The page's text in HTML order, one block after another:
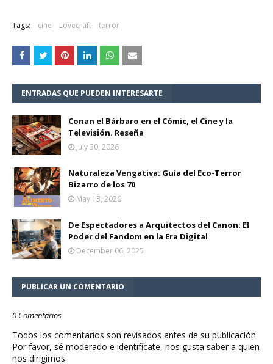
Tags: cine Lovecraft terror
ENTRADAS QUE PUEDEN INTERESARTE
Conan el Bárbaro en el Cómic, el Cine y la
Televisión. Reseña
July 30, 2026
Naturaleza Vengativa: Guía del Eco-Terror
Bizarro de los 70
May 13, 2026
De Espectadores a Arquitectos del Canon: El
Poder del Fandom en la Era Digital
December 06, 2025
PUBLICAR UN COMENTARIO
0 Comentarios
Todos los comentarios son revisados antes de su publicación.
Por favor, sé moderado e identifícate, nos gusta saber a quien
nos dirigimos.